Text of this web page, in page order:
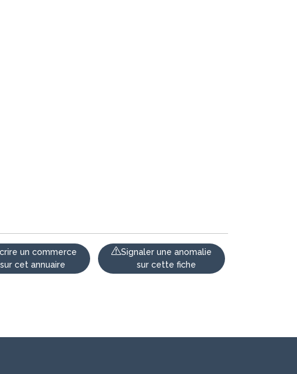
un commerce
sur cet annuaire
Signaler une anomalie
sur cette fiche